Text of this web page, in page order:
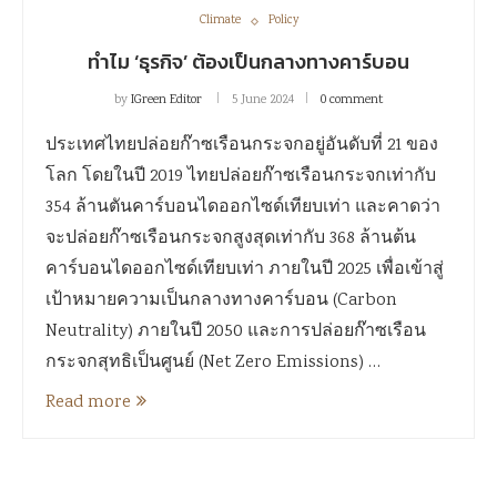
Climate Policy
ทำไม ‘ธุรกิจ’ ต้องเป็นกลางทางคาร์บอน
byIGreen Editor 5 June 2024 0 comment
ประเทศไทยปล่อยก๊าซเรือนกระจกอยู่อันดับที่ 21 ของ
โลก โดยในปี 2019 ไทยปล่อยก๊าซเรือนกระจกเท่ากับ
354 ล้านตันคาร์บอนไดออกไซด์เทียบเท่า และคาดว่า
จะปล่อยก๊าซเรือนกระจกสูงสุดเท่ากับ 368 ล้านต้น
คาร์บอนไดออกไซด์เทียบเท่า ภายในปี 2025 เพื่อเข้าสู่
เป้าหมายความเป็นกลางทางคาร์บอน (Carbon
Neutrality) ภายในปี 2050 และการปล่อยก๊าซเรือน
กระจกสุทธิเป็นศูนย์ (Net Zero Emissions) …
Read more